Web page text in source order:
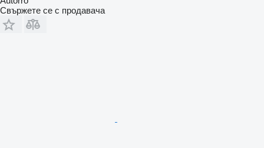
Свържете се с продавача